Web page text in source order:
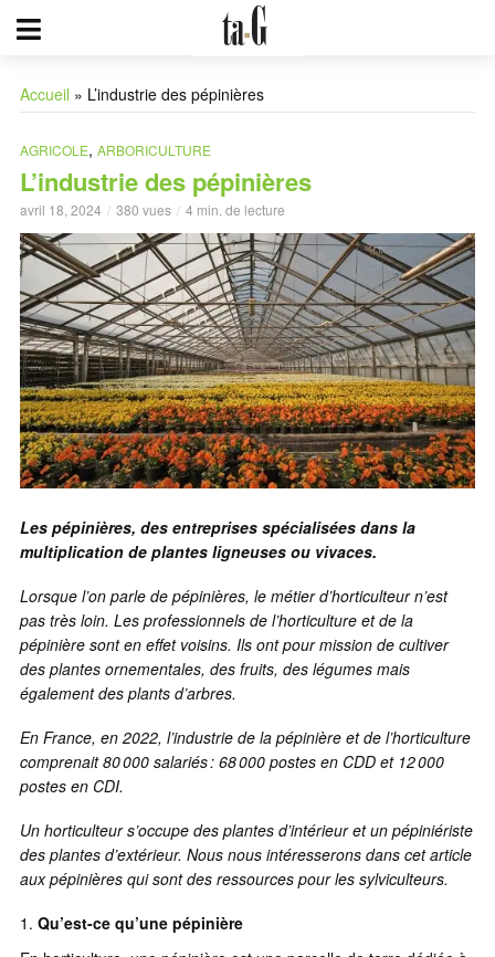
Accueil » L’industrie des pépinières
AGRICOLE, ARBORICULTURE
L’industrie des pépinières
avril 18, 2024 380 vues 4 min. de lecture
Les pépinières, des entreprises spécialisées dans la
multiplication de plantes ligneuses ou vivaces.
Lorsque l’on parle de pépinières, le métier d’horticulteur n’est
pas très loin. Les professionnels de l’horticulture et de la
pépinière sont en effet voisins. Ils ont pour mission de cultiver
des plantes ornementales, des fruits, des légumes mais
également des plants d’arbres.
En France, en 2022, l’industrie de la pépinière et de l’horticulture
comprenait 80 000 salariés : 68 000 postes en CDD et 12 000
postes en CDI.
Un horticulteur s’occupe des plantes d’intérieur et un pépiniériste
des plantes d’extérieur. Nous nous intéresserons dans cet article
aux pépinières qui sont des ressources pour les sylviculteurs.
Qu’est-ce qu’une pépinière